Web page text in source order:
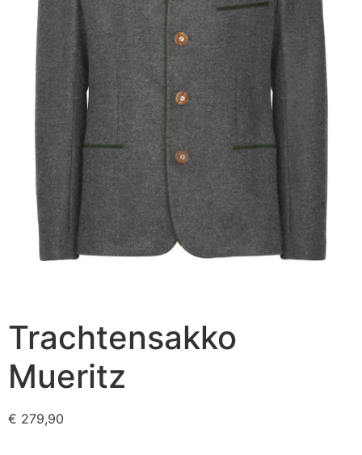
Trachtensakko
Mueritz
€ 279,90